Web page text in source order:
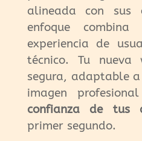
alineada con sus
enfoque combina
experiencia de
técnico. Tu nueva
segura, adaptable
imagen
confianza de tus
primer segundo.